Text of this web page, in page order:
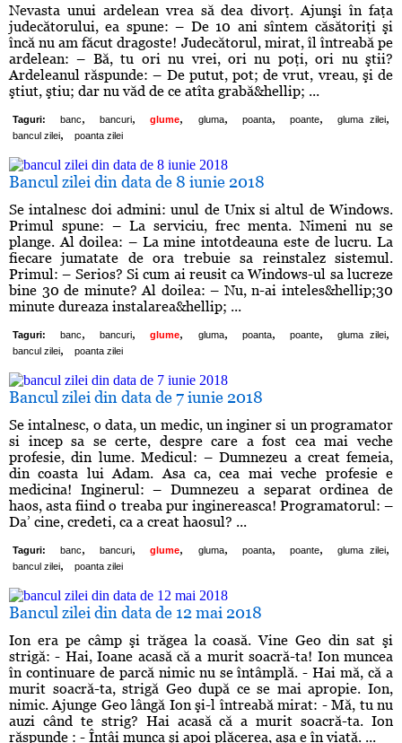
Nevasta unui ardelean vrea să dea divorţ. Ajunşi în faţa
judecătorului, ea spune: – De 10 ani sîntem căsătoriţi şi
încă nu am făcut dragoste! Judecătorul, mirat, îl întreabă pe
ardelean: – Bă, tu ori nu vrei, ori nu poţi, ori nu ştii?
Ardeleanul răspunde: – De putut, pot; de vrut, vreau, şi de
ştiut, ştiu; dar nu văd de ce atîta grabă&hellip; ...
Taguri: banc, bancuri, glume, gluma, poanta, poante, gluma zilei,
bancul zilei, poanta zilei
Bancul zilei din data de 8 iunie 2018
Se intalnesc doi admini: unul de Unix si altul de Windows.
Primul spune: – La serviciu, frec menta. Nimeni nu se
plange. Al doilea: – La mine intotdeauna este de lucru. La
fiecare jumatate de ora trebuie sa reinstalez sistemul.
Primul: – Serios? Si cum ai reusit ca Windows-ul sa lucreze
bine 30 de minute? Al doilea: – Nu, n-ai inteles&hellip;30
minute dureaza instalarea&hellip; ...
Taguri: banc, bancuri, glume, gluma, poanta, poante, gluma zilei,
bancul zilei, poanta zilei
Bancul zilei din data de 7 iunie 2018
Se intalnesc, o data, un medic, un inginer si un programator
si incep sa se certe, despre care a fost cea mai veche
profesie, din lume. Medicul: – Dumnezeu a creat femeia,
din coasta lui Adam. Asa ca, cea mai veche profesie e
medicina! Inginerul: – Dumnezeu a separat ordinea de
haos, asta fiind o treaba pur inginereasca! Programatorul: –
Da’ cine, credeti, ca a creat haosul? ...
Taguri: banc, bancuri, glume, gluma, poanta, poante, gluma zilei,
bancul zilei, poanta zilei
Bancul zilei din data de 12 mai 2018
Ion era pe câmp şi trăgea la coasă. Vine Geo din sat şi
strigă: - Hai, Ioane acasă că a murit soacră-ta! Ion muncea
în continuare de parcă nimic nu se întâmplă. - Hai mă, că a
murit soacră-ta, strigă Geo după ce se mai apropie. Ion,
nimic. Ajunge Geo lângă Ion şi-l întreabă mirat: - Mă, tu nu
auzi când te strig? Hai acasă că a murit soacră-ta. Ion
răspunde : - Întâi munca şi apoi plăcerea, aşa e în viaţă. ...